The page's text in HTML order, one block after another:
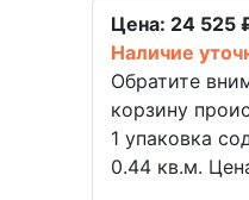
Цена: 24 525
Наличие
Обратите
корзину
1 упаковка
0.44 кв.м.